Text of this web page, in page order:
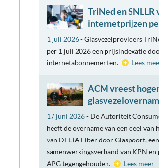
TriNed en SNLLR
internetprijzen
1 juli 2026- Glasvezelproviders
per 1 juli 2026 een prijsindexatie
internetabonnementen.
Lees
ACM vreest
17 juni 2026- De Autoriteit
heeft de overname van een deel van
van DELTA Fiber door Glaspoort, een
samenwerkingsverband van KPN
APG tegengehouden.
Lees meer